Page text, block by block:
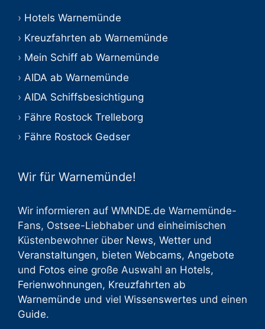
Hotels Warnemünde
Kreuzfahrten ab Warnemünde
Mein Schiff ab Warnemünde
AIDA ab Warnemünde
AIDA Schiffsbesichtigung
Fähre Rostock Trelleborg
Fähre Rostock Gedser
Wir für Warnemünde!
Wir informieren auf WMNDE.de Warnemünde-
Fans, Ostsee-Liebhaber und einheimischen
Küstenbewohner über News, Wetter und
Veranstaltungen, bieten Webcams, Angebote
und Fotos eine große Auswahl an Hotels,
Ferienwohnungen, Kreuzfahrten ab
Warnemünde und viel Wissenswertes und einen
Guide.